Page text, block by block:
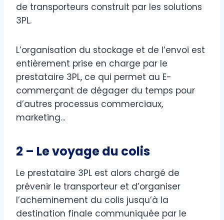
de transporteurs construit par les solutions
3PL.
L’organisation du stockage et de l’envoi est
entièrement prise en charge par le
prestataire 3PL, ce qui permet au E-
commerçant de dégager du temps pour
d’autres processus commerciaux,
marketing…
2 – Le voyage du colis
Le prestataire 3PL est alors chargé de
prévenir le transporteur et d’organiser
l’acheminement du colis jusqu’à la
destination finale communiquée par le